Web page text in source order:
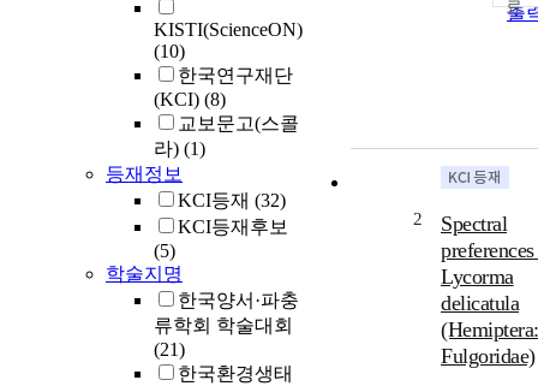
KISTI(ScienceON)
(10)
한국연구재단
(KCI) (8)
교보문고(스콜
라) (1)
등재정보
KCI등재 (32)
KCI등재후보
(5)
학술지명
한국양서·파충
류학회 학술대회
(21)
한국환경생태
출
2
Spectral
Lycorma
delicatula
(Hemiptera:
Fulgoridae)